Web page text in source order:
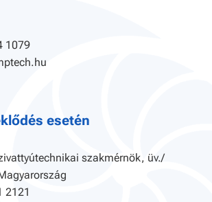
1079
esetén
szakmérnök, üv./
2121